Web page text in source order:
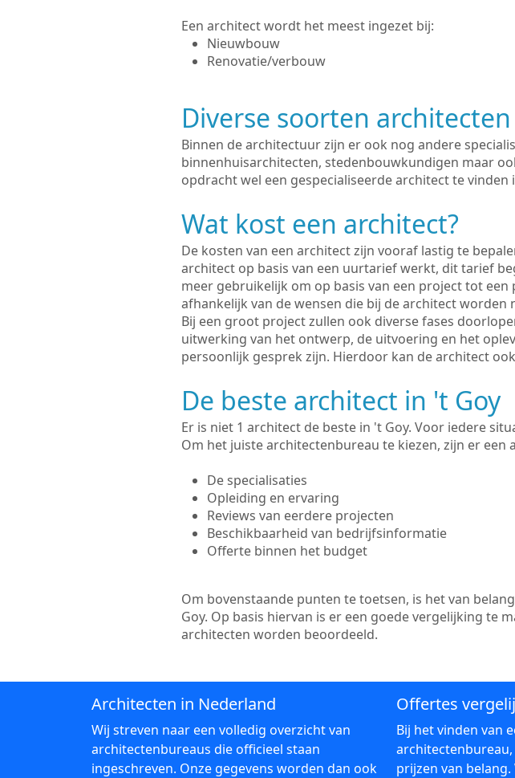
Een architect wordt het meest ingezet bij:
Nieuwbouw
Renovatie/verbouw
Diverse soorten architecten
Binnen de architectuur zijn er ook nog andere
binnenhuisarchitecten, stedenbouwkundigen maar
opdracht wel een gespecialiseerde architect te vinden
Wat kost een architect?
De kosten van een architect zijn vooraf lastig te
architect op basis van een uurtarief werkt, dit tarief
meer gebruikelijk om op basis van een project tot
afhankelijk van de wensen die bij de architect worden
Bij een groot project zullen ook diverse fases
uitwerking van het ontwerp, de uitvoering en het
persoonlijk gesprek zijn. Hierdoor kan de architect
De beste architect in 't Goy
Er is niet 1 architect de beste in 't Goy. Voor iedere
Om het juiste architectenbureau te kiezen, zijn er
De specialisaties
Opleiding en ervaring
Reviews van eerdere projecten
Beschikbaarheid van bedrijfsinformatie
Offerte binnen het budget
Om bovenstaande punten te toetsen, is het van
Goy. Op basis hiervan is er een goede vergelijking te
architecten worden beoordeeld.
Architecten in Nederland
Wij streven naar een volledig overzicht van
architectenbureaus die officieel staan
ingeschreven. Onze gegevens worden dan ook
Offertes
Bij het vinden van
prijzen van